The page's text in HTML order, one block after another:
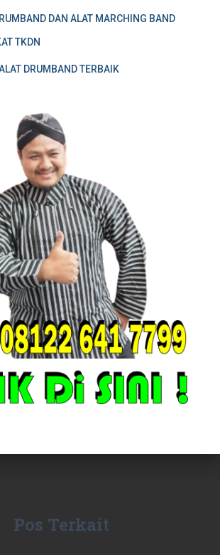
DAN ALAT MARCHING BAND
TKDN
DRUMBAND TERBAIK
Pos Terkait